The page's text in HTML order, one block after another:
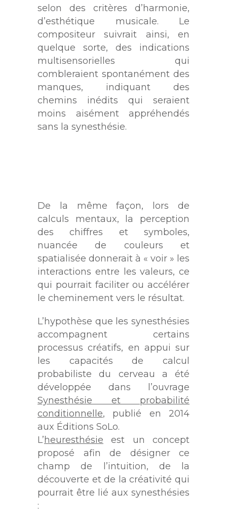
selon des critères d’harmonie,
d’esthétique musicale. Le
compositeur suivrait ainsi, en
quelque sorte, des indications
multisensorielles qui
combleraient spontanément des
manques, indiquant des
chemins inédits qui seraient
moins aisément appréhendés
sans la synesthésie.
De la même façon, lors de
calculs mentaux, la perception
des chiffres et symboles,
nuancée de couleurs et
spatialisée donnerait à « voir » les
interactions entre les valeurs, ce
qui pourrait faciliter ou accélérer
le cheminement vers le résultat.
L’hypothèse que les synesthésies
accompagnent certains
processus créatifs, en appui sur
les capacités de calcul
probabiliste du cerveau a été
développée dans l’ouvrage
Synesthésie et probabilité
conditionnelle, publié en 2014
aux Éditions SoLo.
L’heuresthésie est un concept
proposé afin de désigner ce
champ de l’intuition, de la
découverte et de la créativité qui
pourrait être lié aux synesthésies
: